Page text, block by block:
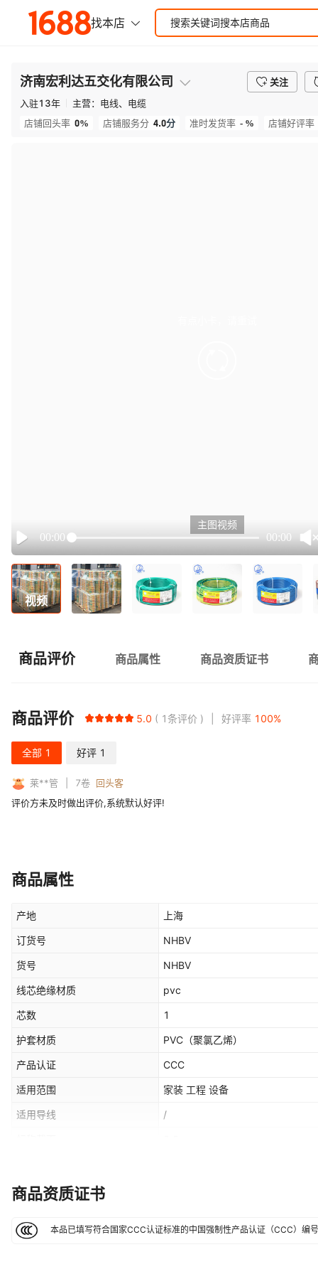
济南宏利达五交化有限公司
关注
入驻13年 主营： 电线、电缆
店铺回头率 0% 店铺服务分 4.0分 准时发货率 - % 店铺好评率
Play
00:00 00:00
主图视频
视频
商品评价 商品属性 商品资质证书
商品评价 5.0 1条评价 好评率 100%
全部 1 好评 1
莱**管 7卷 回头客
评价方未及时做出评价,系统默认好评!
商品属性
产地 上海
订货号 NHBV
货号 NHBV
线芯绝缘材质 pvc
芯数 1
护套材质 PVC（聚氯乙烯）
产品认证 CCC
适用范围 家装 工程 设备
适用导线 /
每卷长度
商品资质证书
本品已填写符合国家CCC认证标准的中国强制性产品认证（CCC）编号